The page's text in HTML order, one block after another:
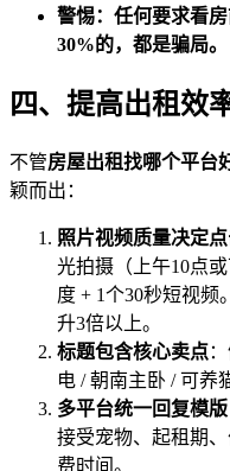
警惕：任何要求看
30%的，都是骗局。
四、提高出租效
不管房屋出租找哪个平台
颖而出：
照片视频质量决定
光拍摄（上午10点
度 + 1个30秒短视频
升3倍以上。
标题包含核心卖点
电 / 朝南主卧 / 可养
多平台统一回复模版
接受宠物、起租期
费时间。